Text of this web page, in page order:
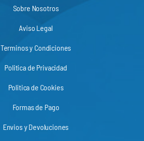
Sobre Nosotros
Aviso Legal
Terminos y Condiciones
Politica de Privacidad
Politica de Cookies
Formas de Pago
Envios y Devoluciones